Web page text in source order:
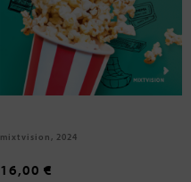
Hach, Lena
Popcorn süß-salzig
mixtvision, 2024
16,00 €